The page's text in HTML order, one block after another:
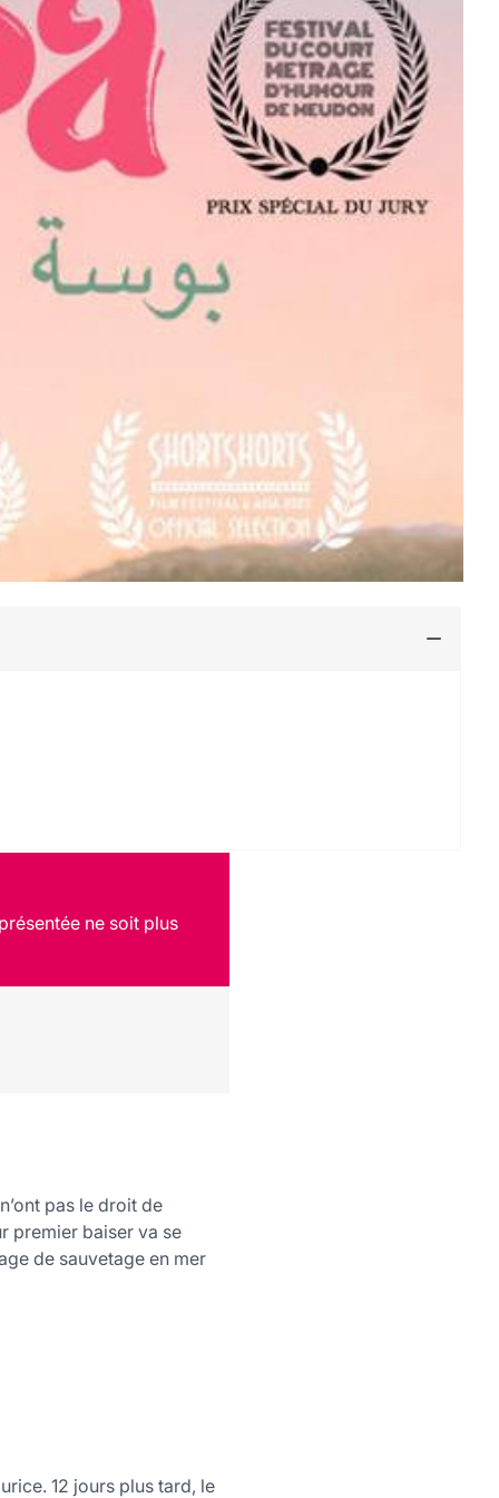
ne soit plus
pas le droit de
premier baiser va se
de sauvetage en mer
12 jours plus tard, le